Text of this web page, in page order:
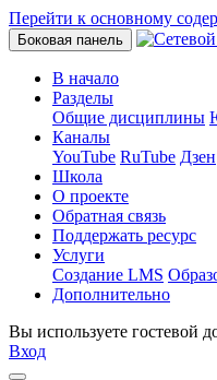
Перейти к основному
Боковая панель
В начало
Разделы
Общие дисциплины
Каналы
YouTube RuTube Дзен
Школа
О проекте
Обратная связь
Поддержать ресурс
Услуги
Создание LMS
Дополнительно
Вы используете гостевой
Вход